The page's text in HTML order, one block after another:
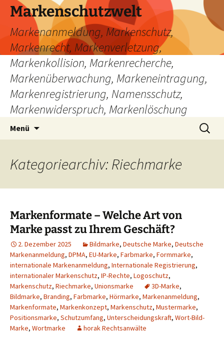
Zum
Inhalt
springen
Markenschutzwelt
Markenanmeldung, Markenschutz,
Markenrecht, Markenverletzung,
Markenkollision, Markenrecherche,
Markenüberwachung, Markeneintragung,
Markenregistrierung, Namensschutz,
Markenwiderspruch, Markenlöschung
Menü
Suchen
nach:
Kategoriearchiv: Riechmarke
Markenformate – Welche Art von
Marke passt zu Ihrem Geschäft?
2. Dezember 2025 Bildmarke, Deutsche Marke, Deutsche
Markenanmeldung, DPMA, EU-Marke, Farbmarke, Formmarke,
internationale Markenanmeldung, Internationale Registrierung,
internationaler Markenschutz, IP-Rechte, Logoschutz,
Markenschutz, Riechmarke, Unionsmarke 3D-Marke,
Bildmarke, Branding, Farbmarke, Hörmarke, Markenanmeldung,
Markenformate, Markenkonzept, Markenschutz, Mustermarke,
Positionsmarke, Schutzumfang, Unterscheidungskraft, Wort-Bild-
Marke, Wortmarke horak Rechtsanwälte